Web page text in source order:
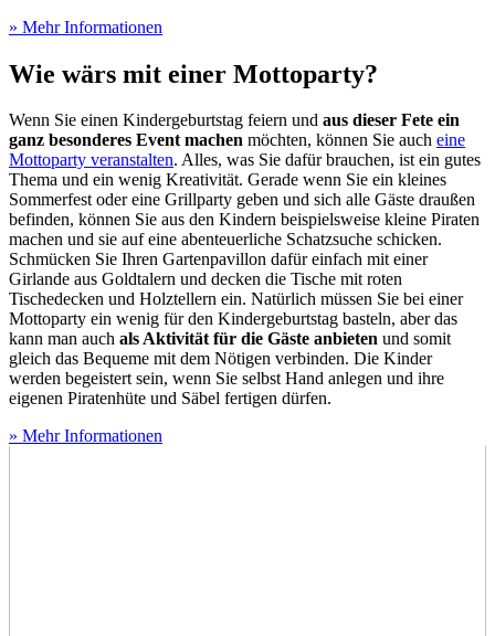
» Mehr Informationen
Wie wärs mit einer Mottoparty?
Wenn Sie einen Kindergeburtstag feiern und aus dieser Fete ein
ganz besonderes Event machen möchten, können Sie auch eine
Mottoparty veranstalten. Alles, was Sie dafür brauchen, ist ein gutes
Thema und ein wenig Kreativität. Gerade wenn Sie ein kleines
Sommerfest oder eine Grillparty geben und sich alle Gäste draußen
befinden, können Sie aus den Kindern beispielsweise kleine Piraten
machen und sie auf eine abenteuerliche Schatzsuche schicken.
Schmücken Sie Ihren Gartenpavillon dafür einfach mit einer
Girlande aus Goldtalern und decken die Tische mit roten
Tischedecken und Holztellern ein. Natürlich müssen Sie bei einer
Mottoparty ein wenig für den Kindergeburtstag basteln, aber das
kann man auch als Aktivität für die Gäste anbieten und somit
gleich das Bequeme mit dem Nötigen verbinden. Die Kinder
werden begeistert sein, wenn Sie selbst Hand anlegen und ihre
eigenen Piratenhüte und Säbel fertigen dürfen.
» Mehr Informationen